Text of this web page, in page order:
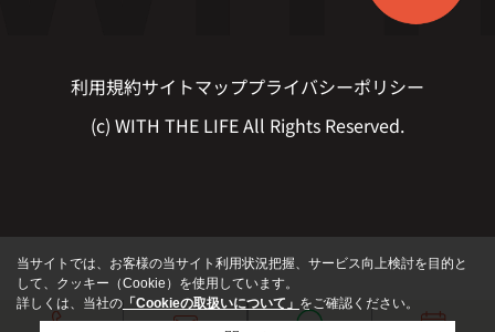
利用規約サイトマッププライバシーポリシー
(c) WITH THE LIFE All Rights Reserved.
当サイトでは、お客様の当サイト利用状況把握、サービス向上検討を目的と
して、クッキー（Cookie）を使用しています。
詳しくは、当社の 「Cookieの取扱いについて」 をご確認ください。